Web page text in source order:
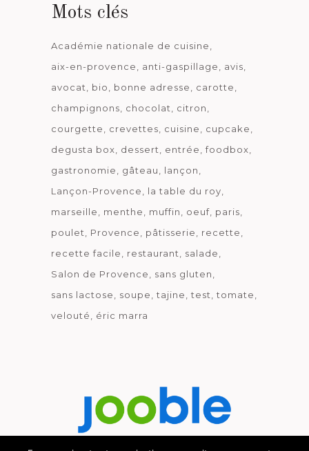
Mots clés
Académie nationale de cuisine
aix-en-provence
anti-gaspillage
avis
avocat
bio bonne adresse
carotte
champignons
chocolat
citron
courgette
crevettes cuisine
cupcake
degusta box
dessert entrée
foodbox
gastronomie
gâteau
lançon
Lançon-Provence
la table du roy
marseille
menthe muffin oeuf paris
poulet
Provence pâtisserie
recette
recette facile
restaurant
salade
Salon de Provence
sans gluten
sans lactose
soupe tajine test
tomate
velouté
éric marra